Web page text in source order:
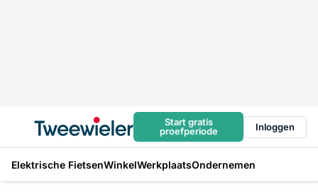
Start gratis
proefperiode
Inloggen
Elektrische FietsenWinkelWerkplaatsOndernemen